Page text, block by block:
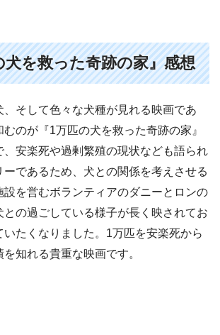
犬を救った奇跡の家』感想
、そして色々な犬種が見れる映画であ
のが『1万匹の犬を救った奇跡の家』
、安楽死や過剰繁殖の現状なども語られ
ーであるため、犬との関係を考えさせる
設を営むボランティアのダニーとロンの
との過ごしている様子が長く映されてお
いたくなりました。1万匹を安楽死から
知れる貴重な映画です。